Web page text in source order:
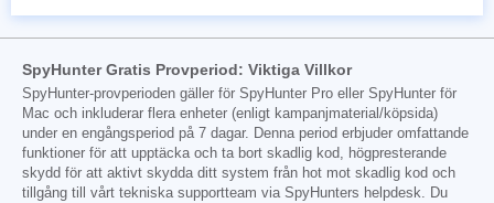
SpyHunter Gratis Provperiod: Viktiga Villkor
SpyHunter-provperioden gäller för SpyHunter Pro eller SpyHunter för
Mac och inkluderar flera enheter (enligt kampanjmaterial/köpsida)
under en engångsperiod på 7 dagar. Denna period erbjuder omfattande
funktioner för att upptäcka och ta bort skadlig kod, högpresterande
skydd för att aktivt skydda ditt system från hot mot skadlig kod och
tillgång till vårt tekniska supportteam via SpyHunters helpdesk. Du